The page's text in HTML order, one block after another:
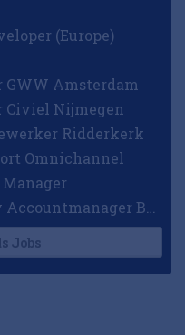
(Europe)
GWW Amsterdam
Civiel Nijmegen
Ridderkerk
Omnichannel
Checkpoint Systems Key Accountmanager Benelux
Jobs